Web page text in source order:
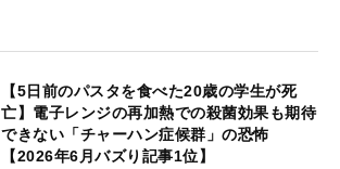
【5日前のパスタを食べた20歳の学生が死
亡】電子レンジの再加熱での殺菌効果も期待
できない「チャーハン症候群」の恐怖
【2026年6月バズり記事1位】